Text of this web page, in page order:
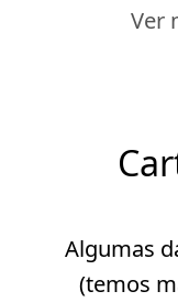
Ver
Algumas
(temos